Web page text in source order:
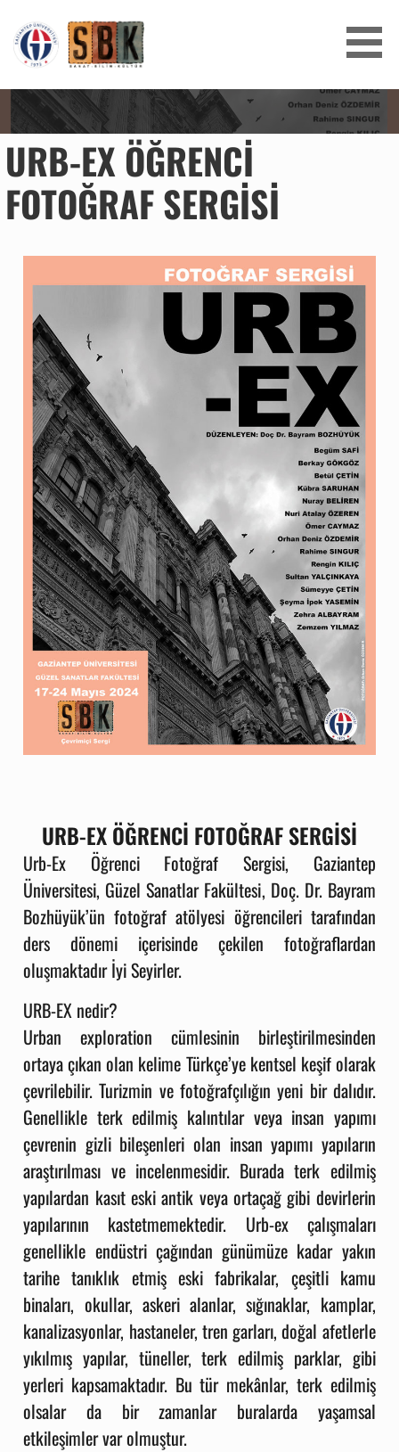
SANAT BILIM KÜLTÜR
URB-EX ÖĞRENCI
FOTOĞRAF SERGISI
URB-EX ÖĞRENCİ FOTOĞRAF SERGİSİ
Urb-Ex Öğrenci Fotoğraf Sergisi, Gaziantep
Üniversitesi, Güzel Sanatlar Fakültesi, Doç. Dr. Bayram
Bozhüyük’ün fotoğraf atölyesi öğrencileri tarafından
ders dönemi içerisinde çekilen fotoğraflardan
oluşmaktadır İyi Seyirler.
URB-EX nedir?
Urban exploration cümlesinin birleştirilmesinden
ortaya çıkan olan kelime Türkçe’ye kentsel keşif olarak
çevrilebilir. Turizmin ve fotoğrafçılığın yeni bir dalıdır.
Genellikle terk edilmiş kalıntılar veya insan yapımı
çevrenin gizli bileşenleri olan insan yapımı yapıların
araştırılması ve incelenmesidir. Burada terk edilmiş
yapılardan kasıt eski antik veya ortaçağ gibi devirlerin
yapılarının kastetmemektedir. Urb-ex çalışmaları
genellikle endüstri çağından günümüze kadar yakın
tarihe tanıklık etmiş eski fabrikalar, çeşitli kamu
binaları, okullar, askeri alanlar, sığınaklar, kamplar,
kanalizasyonlar, hastaneler, tren garları, doğal afetlerle
yıkılmış yapılar, tüneller, terk edilmiş parklar, gibi
yerleri kapsamaktadır. Bu tür mekânlar, terk edilmiş
olsalar da bir zamanlar buralarda yaşamsal
etkileşimler var olmuştur.